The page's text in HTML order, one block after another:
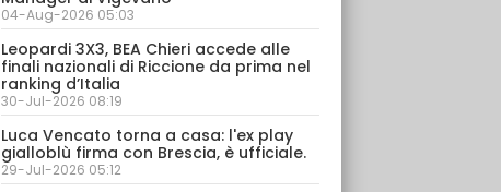
04-Aug-2026 05:03
Leopardi 3X3, BEA Chieri accede alle
finali nazionali di Riccione da prima nel
ranking d’Italia
30-Jul-2026 08:19
Luca Vencato torna a casa: l'ex play
gialloblù firma con Brescia, è ufficiale.
29-Jul-2026 05:12